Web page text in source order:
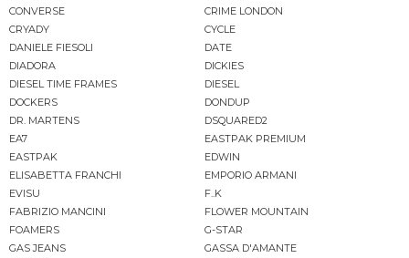
CONVERSE
CRIME LONDON
CRYADY
CYCLE
DANIELE FIESOLI
DATE
DIADORA
DICKIES
DIESEL TIME FRAMES
DIESEL
DOCKERS
DONDUP
DR. MARTENS
DSQUARED2
EA7
EASTPAK PREMIUM
EASTPAK
EDWIN
ELISABETTA FRANCHI
EMPORIO ARMANI
EVISU
F..K
FABRIZIO MANCINI
FLOWER MOUNTAIN
FOAMERS
G-STAR
GAS JEANS
GASSA D'AMANTE